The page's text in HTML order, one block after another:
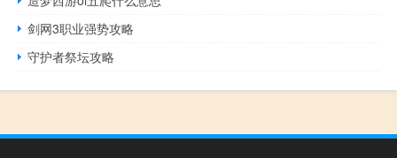
剑网3职业强势攻略
守护者祭坛攻略